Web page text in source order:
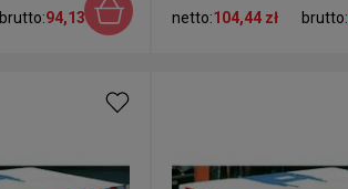
brutto:94,13 zł netto:104,44 zł brutto: